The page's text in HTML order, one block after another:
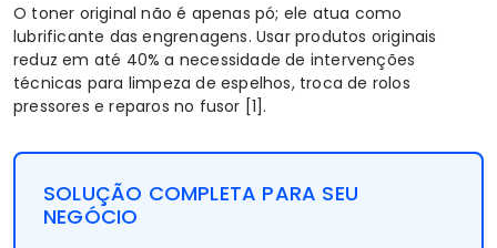
O toner original não é apenas pó; ele atua como
lubrificante das engrenagens. Usar produtos originais
reduz em até 40% a necessidade de intervenções
técnicas para limpeza de espelhos, troca de rolos
pressores e reparos no fusor [1].
SOLUÇÃO COMPLETA PARA SEU
NEGÓCIO